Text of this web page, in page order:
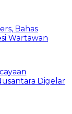
Bahas
Wartawan
Digelar